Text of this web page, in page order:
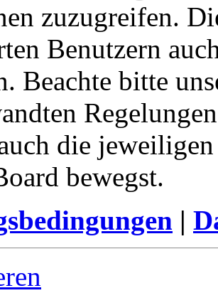
zuzugreifen.
Benutzern
Beachte bitte
die
bewegst.
|